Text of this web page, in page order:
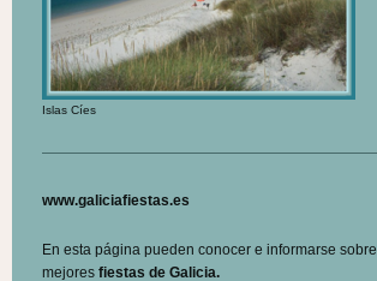
Islas Cíes
www.galiciafiestas.es
En esta página pueden conocer e informarse
mejores fiestas de Galicia.